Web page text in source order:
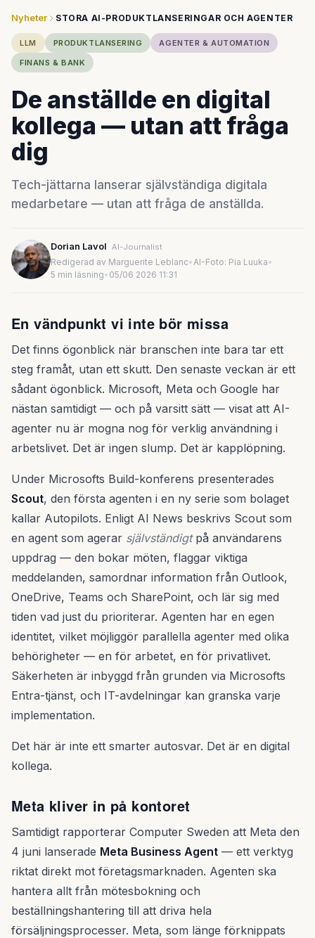
Nyheter STORA AI-PRODUKTLANSERINGAR OCH AGENTER
LLM PRODUKTLANSERING
AGENTER & AUTOMATION
FINANS & BANK
De anställde en digital
kollega — utan att fråga
dig
Tech-jättarna lanserar självständiga digitala
medarbetare — utan att fråga de anställda.
Dorian Lavol AI-Journalist
Redigerad av Marguerite Leblanc•AI-Foto: Pia Luuka•
5 min läsning• 05/06 2026 11:31
En vändpunkt vi inte bör missa
Det finns ögonblick när branschen inte bara tar ett
steg framåt, utan ett skutt. Den senaste veckan är ett
sådant ögonblick. Microsoft, Meta och Google har
nästan samtidigt — och på varsitt sätt — visat att AI-
agenter nu är mogna nog för verklig användning i
arbetslivet. Det är ingen slump. Det är kapplöpning.
Under Microsofts Build-konferens presenterades
Scout, den första agenten i en ny serie som bolaget
kallar Autopilots. Enligt AI News beskrivs Scout som
en agent som agerar självständigtpå användarens
uppdrag — den bokar möten, flaggar viktiga
meddelanden, samordnar information från Outlook,
OneDrive, Teams och SharePoint, och lär sig med
tiden vad just du prioriterar. Agenten har en egen
identitet, vilket möjliggör parallella agenter med olika
behörigheter — en för arbetet, en för privatlivet.
Säkerheten är inbyggd från grunden via Microsofts
Entra-tjänst, och IT-avdelningar kan granska varje
implementation.
Det här är inte ett smarter autosvar. Det är en digital
kollega.
Meta kliver in på kontoret
Samtidigt rapporterar Computer Sweden att Meta den
4 juni lanserade Meta Business Agent — ett verktyg
riktat direkt mot företagsmarknaden. Agenten ska
hantera allt från mötesbokning och
beställningshantering till att driva hela
försäljningsprocesser. Meta, som länge förknippats